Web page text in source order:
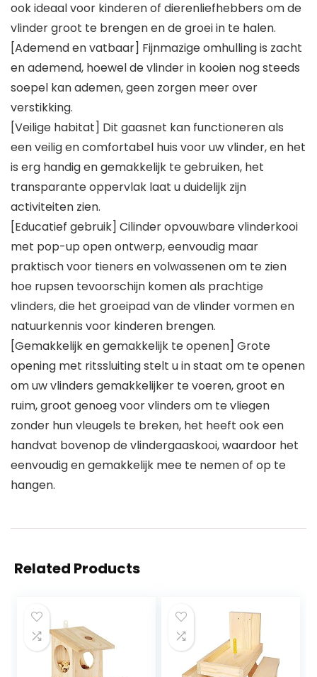
ook ideaal voor kinderen of dierenliefhebbers om de
vlinder groot te brengen en de groei in te halen.
[Ademend en vatbaar] Fijnmazige omhulling is zacht
en ademend, hoewel de vlinder in kooien nog steeds
soepel kan ademen, geen zorgen meer over
verstikking.
[Veilige habitat] Dit gaasnet kan functioneren als
een veilig en comfortabel huis voor uw vlinder, en het
is erg handig en gemakkelijk te gebruiken, het
transparante oppervlak laat u duidelijk zijn
activiteiten zien.
[Educatief gebruik] Cilinder opvouwbare vlinderkooi
met pop-up open ontwerp, eenvoudig maar
praktisch voor tieners en volwassenen om te zien
hoe rupsen tevoorschijn komen als prachtige
vlinders, die het groeipad van de vlinder vormen en
natuurkennis voor kinderen brengen.
[Gemakkelijk en gemakkelijk te openen] Grote
opening met ritssluiting stelt u in staat om te openen
om uw vlinders gemakkelijker te voeren, groot en
ruim, groot genoeg voor vlinders om te vliegen
zonder hun vleugels te breken, het heeft ook een
handvat bovenop de vlindergaaskooi, waardoor het
eenvoudig en gemakkelijk mee te nemen of op te
hangen.
Related Products